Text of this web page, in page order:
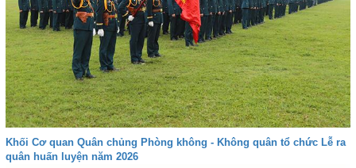
Khối Cơ quan Quân chủng Phòng không - Không quân tổ chức Lễ ra
quân huấn luyện năm 2026